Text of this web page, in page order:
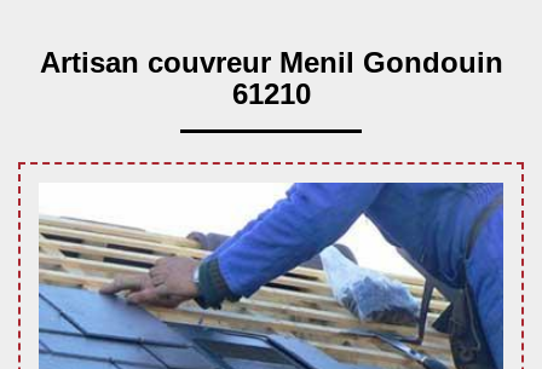
Artisan couvreur Menil Gondouin
61210